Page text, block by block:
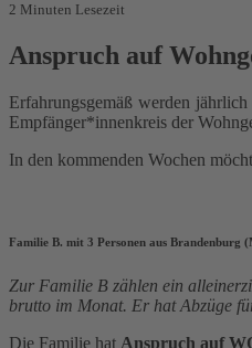
2 Minuten Lesezeit
Anspruch auf
Erfahrungsgemäß werden
Empfänger*innenkreis der
In den kommenden Wochen
Familie B. mit 3 Personen aus Brandenburg
Zur Familie B zählen ein
brutto im Monat. Er hat Abzüge
Die Familie hat Anspruch auf